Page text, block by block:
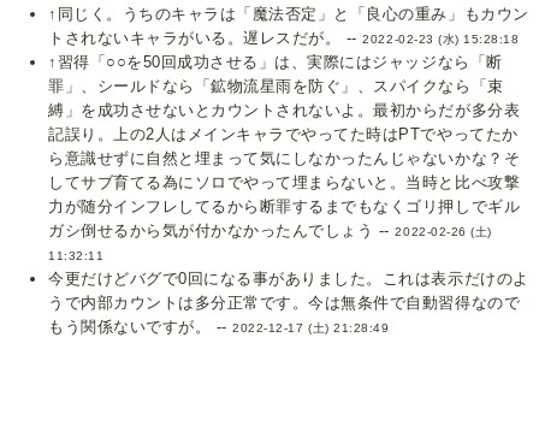
↑同じく。うちのキャラは「魔法否定」と「良心の重み」もカウン
トされないキャラがいる。遅レスだが。 --2022-02-23 (水) 15:28:18
↑習得「○○を50回成功させる」は、実際にはジャッジなら「断
罪」、シールドなら「鉱物流星雨を防ぐ」、スパイクなら「束
縛」を成功させないとカウントされないよ。最初からだが多分表
記誤り。上の2人はメインキャラでやってた時はPTでやってたか
ら意識せずに自然と埋まって気にしなかったんじゃないかな？そ
してサブ育てる為にソロでやって埋まらないと。当時と比べ攻撃
力が随分インフレしてるから断罪するまでもなくゴリ押しでギル
ガシ倒せるから気が付かなかったんでしょう --2022-02-26 (土)
11:32:11
今更だけどバグで0回になる事がありました。これは表示だけのよ
うで内部カウントは多分正常です。今は無条件で自動習得なので
もう関係ないですが。 --2022-12-17 (土) 21:28:49